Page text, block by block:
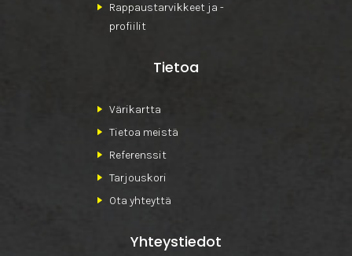
Rappaustarvikkeet ja -
profiilit
Tietoa
Värikartta
Tietoa meistä
Referenssit
Tarjouskori
Ota yhteyttä
Yhteystiedot